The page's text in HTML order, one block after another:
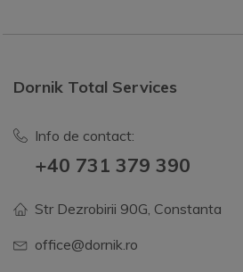
Dornik Total Services
Info de contact:
+40 731 379 390
Str Dezrobirii 90G, Constanta
office@dornik.ro